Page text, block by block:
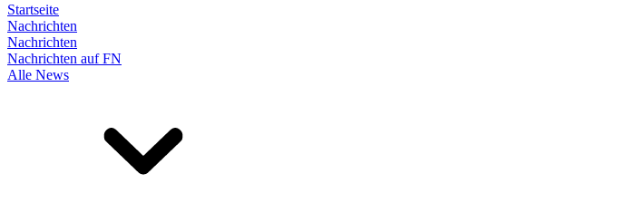
Startseite
Nachrichten
Nachrichten
Nachrichten auf FN
Alle News